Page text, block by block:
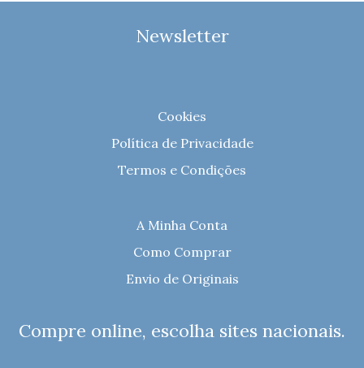
Newsletter
Cookies
Política de Privacidade
Termos e Condições
A Minha Conta
Como Comprar
Envio de Originais
Compre online, escolha sites nacionais.